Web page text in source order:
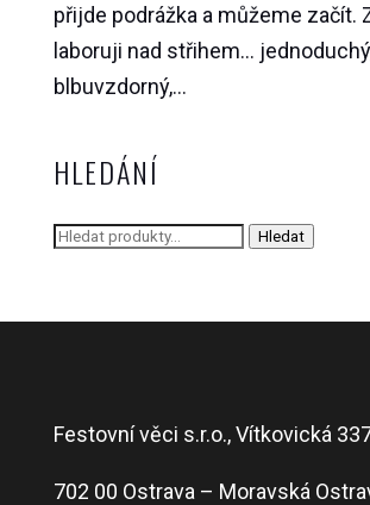
přijde podrážka a můžeme začít.
laboruji nad střihem…
blbuvzdorný,...
HLEDÁNÍ
Hledat: Hledat
Festovní věci s.r.o., Vítkovická
702 00 Ostrava – Moravská